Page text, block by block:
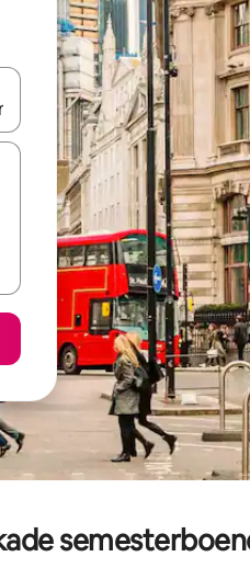
och nedåtpilarna eller